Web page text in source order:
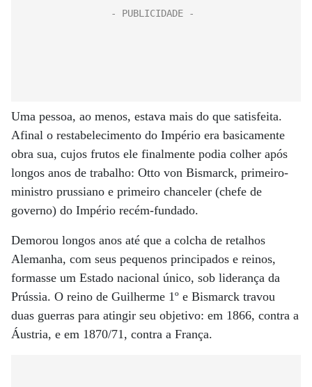
Uma pessoa, ao menos, estava mais do que satisfeita.
Afinal o restabelecimento do Império era basicamente
obra sua, cujos frutos ele finalmente podia colher após
longos anos de trabalho: Otto von Bismarck, primeiro-
ministro prussiano e primeiro chanceler (chefe de
governo) do Império recém-fundado.
Demorou longos anos até que a colcha de retalhos
Alemanha, com seus pequenos principados e reinos,
formasse um Estado nacional único, sob liderança da
Prússia. O reino de Guilherme 1º e Bismarck travou
duas guerras para atingir seu objetivo: em 1866, contra a
Áustria, e em 1870/71, contra a França.